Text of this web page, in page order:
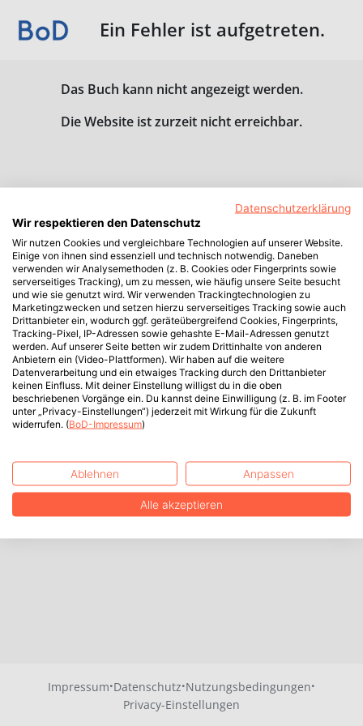
Ein Fehler ist aufgetreten.
Das Buch kann nicht angezeigt werden.
Die Website ist zurzeit nicht erreichbar.
Impressum·Datenschutz·Nutzungsbedingungen·
Privacy-Einstellungen
Datenschutzerklärung
Wir respektieren den Datenschutz
Wir nutzen Cookies und vergleichbare Technologien auf unserer Website.
Einige von ihnen sind essenziell und technisch notwendig. Daneben
verwenden wir Analysemethoden (z. B. Cookies oder Fingerprints sowie
serverseitiges Tracking), um zu messen, wie häufig unsere Seite besucht
und wie sie genutzt wird. Wir verwenden Trackingtechnologien zu
Marketingzwecken und setzen hierzu serverseitiges Tracking sowie auch
Drittanbieter ein, wodurch ggf. geräteübergreifend Cookies, Fingerprints,
Tracking-Pixel, IP-Adressen sowie gehashte E-Mail-Adressen genutzt
werden. Auf unserer Seite betten wir zudem Drittinhalte von anderen
Anbietern ein (Video-Plattformen). Wir haben auf die weitere
Datenverarbeitung und ein etwaiges Tracking durch den Drittanbieter
keinen Einfluss. Mit deiner Einstellung willigst du in die oben
beschriebenen Vorgänge ein. Du kannst deine Einwilligung (z. B. im Footer
unter „Privacy-Einstellungen“) jederzeit mit Wirkung für die Zukunft
widerrufen. (BoD-Impressum)
Ablehnen Anpassen
Alle akzeptieren